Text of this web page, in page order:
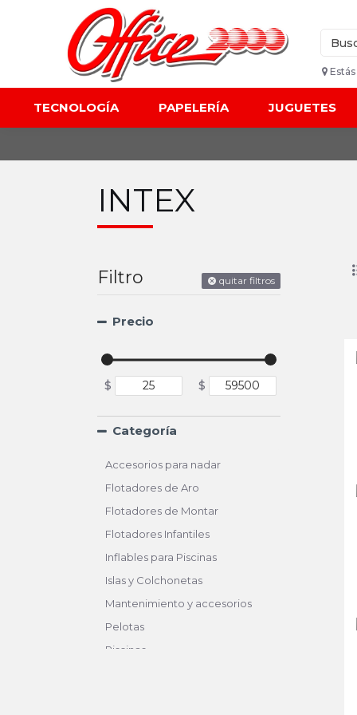
TECNOLOGÍA PAPELERÍA JUGUETES
INTEX
Filtro quitar filtros
Precio
$ $
Categoría
Accesorios para nadar
Flotadores de Aro
Flotadores de Montar
Flotadores Infantiles
Inflables para Piscinas
Islas y Colchonetas
Mantenimiento y accesorios
Pelotas
Piscinas